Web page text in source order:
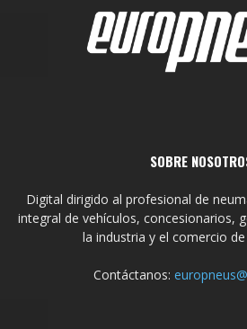
SOBRE
Digital dirigido al profesional de
integral de vehículos, concesionarios,
la industria y el comercio
Contáctanos: